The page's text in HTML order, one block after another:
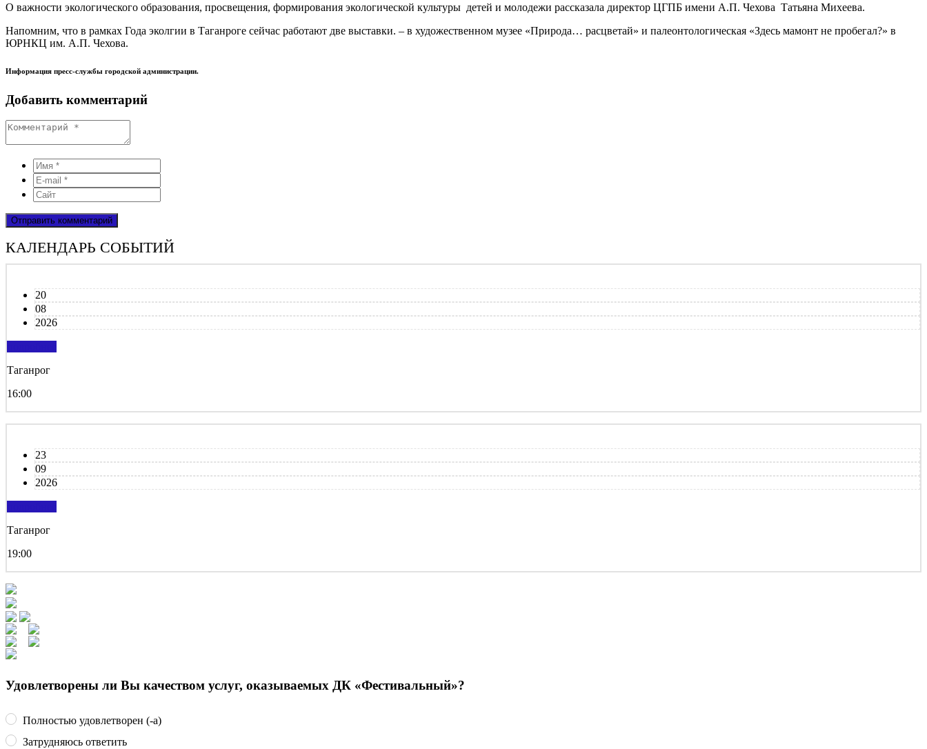
О важности экологического образования, просвещения, формирования экологической культуры детей и молодежи рассказала директор ЦГПБ имени А.П. Чехова Татьяна Михеева.
Напомним, что в рамках Года эколгии в Таганроге сейчас работают две выставки. – в художественном музее «Природа… расцветай» и палеонтологическая «Здесь мамонт не пробегал?» в
ЮРНКЦ им. А.П. Чехова.
Информация пресс-службы городской администрации.
Добавить комментарий
КАЛЕНДАРЬ СОБЫТИЙ
20
08
2026
Таганрог
16:00
23
09
2026
Таганрог
19:00
Удовлетворены ли Вы качеством услуг, оказываемых ДК «Фестивальный»?
Полностью удовлетворен (-а)
Затрудняюсь ответить